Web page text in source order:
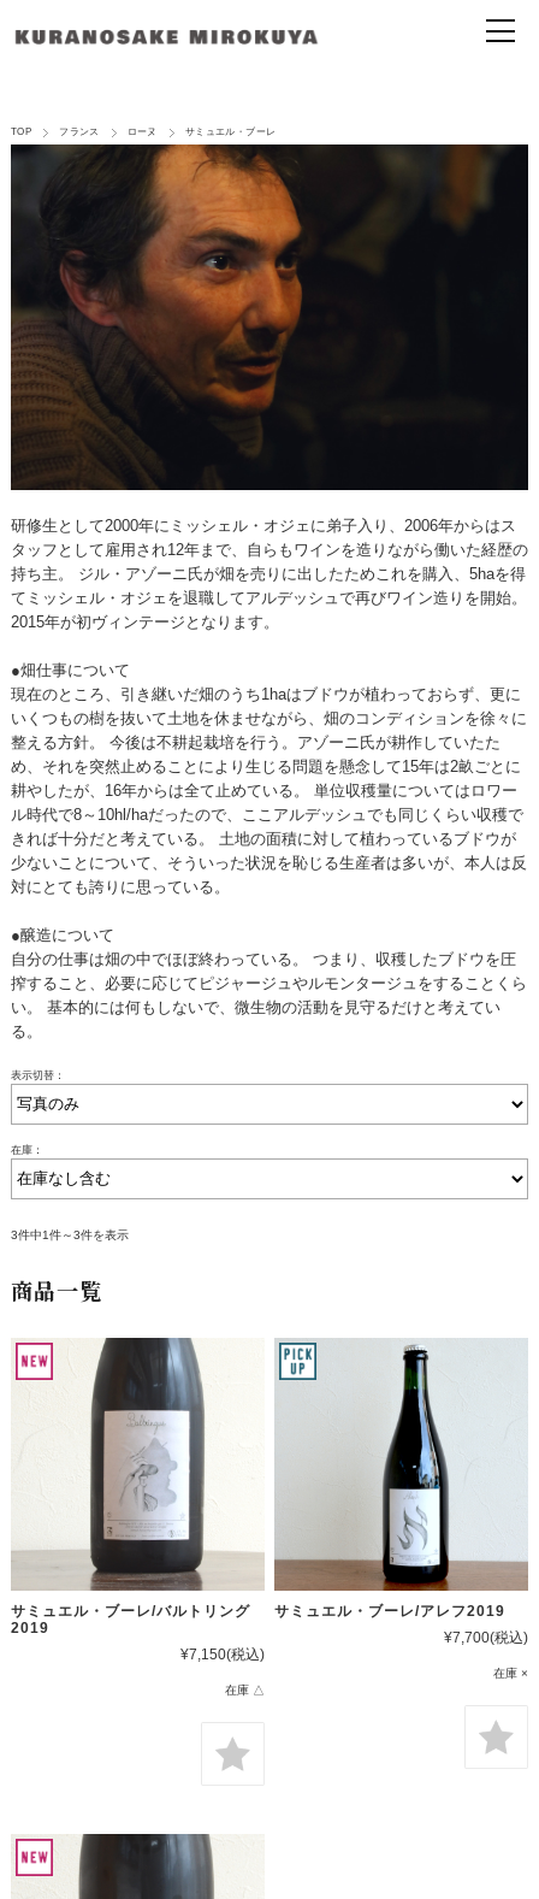
TOP フランス ローヌ サミュエル・ブーレ
研修生として2000年にミッシェル・オジェに弟子入り、2006年からはス
タッフとして雇用され12年まで、自らもワインを造りながら働いた経歴の
持ち主。 ジル・アゾーニ氏が畑を売りに出したためこれを購入、5haを得
てミッシェル・オジェを退職してアルデッシュで再びワイン造りを開始。
2015年が初ヴィンテージとなります。
●畑仕事について
現在のところ、引き継いだ畑のうち1haはブドウが植わっておらず、更に
いくつもの樹を抜いて土地を休ませながら、畑のコンディションを徐々に
整える方針。 今後は不耕起栽培を行う。アゾーニ氏が耕作していたた
め、それを突然止めることにより生じる問題を懸念して15年は2畝ごとに
耕やしたが、16年からは全て止めている。 単位収穫量についてはロワー
ル時代で8～10hl/haだったので、ここアルデッシュでも同じくらい収穫で
きれば十分だと考えている。 土地の面積に対して植わっているブドウが
少ないことについて、そういった状況を恥じる生産者は多いが、本人は反
対にとても誇りに思っている。
●醸造について
自分の仕事は畑の中でほぼ終わっている。 つまり、収穫したブドウを圧
搾すること、必要に応じてピジャージュやルモンタージュをすることくら
い。 基本的には何もしないで、微生物の活動を見守るだけと考えてい
る。
表示切替：
在庫：
3件中1件～3件を表示
商品一覧
サミュエル・ブーレ/バルトリング
2019
¥7,150(税込)
在庫 △
サミュエル・ブーレ/アレフ2019
¥7,700(税込)
在庫 ×